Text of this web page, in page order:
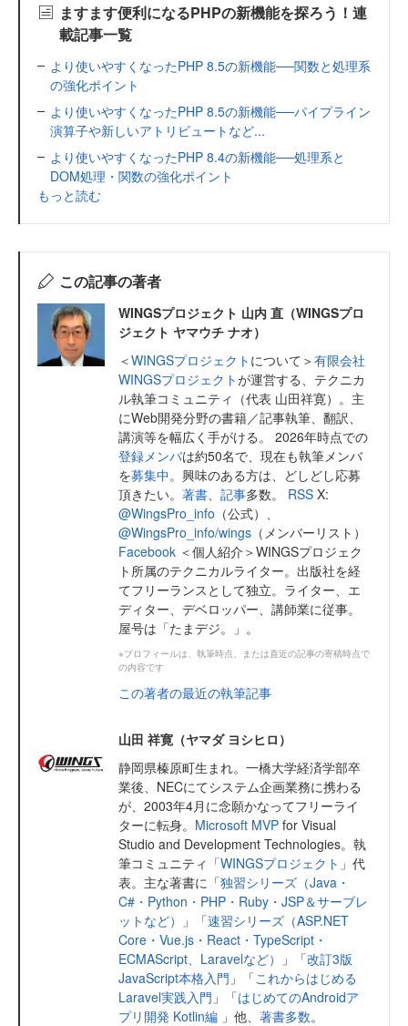
ますます便利になるPHPの新機能を探ろう！連
載記事一覧
より使いやすくなったPHP 8.5の新機能──関数と処理系
の強化ポイント
より使いやすくなったPHP 8.5の新機能──パイプライン
演算子や新しいアトリビュートなど...
より使いやすくなったPHP 8.4の新機能──処理系と
DOM処理・関数の強化ポイント
もっと読む
この記事の著者
WINGSプロジェクト 山内 直（WINGSプロ
ジェクト ヤマウチ ナオ）
＜WINGSプロジェクト について＞有限会社
WINGSプロジェクトが運営する、テクニカ
ル執筆コミュニティ（代表 山田祥寛）。主
にWeb開発分野の書籍／記事執筆、翻訳、
講演等を幅広く手がける。 2026年時点での
登録メンバは約50名で、現在も執筆メンバ
を募集中。興味のある方は、どしどし応募
頂きたい。 著書 記事多数。 RSS X:
@WingsPro_info （公式）、
@WingsPro_info/wings （メンバーリスト）
Facebook ＜個人紹介＞WINGSプロジェク
ト所属のテクニカルライター。出版社を経
てフリーランスとして独立。ライター、エ
ディター、デベロッパー、講師業に従事。
屋号は「たまデジ。」。
※プロフィールは、執筆時点、または直近の記事の寄稿時点で
の内容です
この著者の最近の執筆記事
山田 祥寛（ヤマダ ヨシヒロ）
静岡県榛原町生まれ。一橋大学経済学部卒
業後、NECにてシステム企画業務に携わる
が、2003年4月に念願かなってフリーライ
ターに転身。 Microsoft MVP for Visual
Studio and Development Technologies。執
筆コミュニティ「WINGSプロジェクト 」代
表。主な著書に「独習シリーズ（Java・
C#・Python・PHP・Ruby・JSP＆サーブレ
ットなど）
」「速習シリーズ（ASP.NET
Core・Vue.js・React・TypeScript・
ECMAScript、Laravelなど）
」「改訂3版
JavaScript本格入門 」「これからはじめる
Laravel実践入門 」「はじめてのAndroidア
プリ開発 Kotlin編 」他、 著書多数。